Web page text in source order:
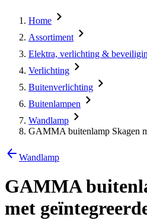
Home
Assortiment
Elektra, verlichting &
Verlichting
Buitenverlichting
Buitenlampen
Wandlamp
GAMMA buitenlamp Skagen
Wandlamp
GAMMA
met